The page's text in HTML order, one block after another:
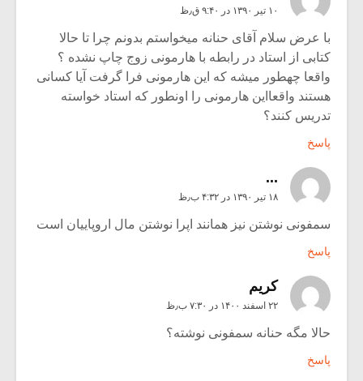
۱۰ تیر ۱۳۹۰ در ۹:۴۰ ق٫ظ
با عرض سلام آقای حنانه میخواستم بدونم چرا تا حالا
کتابی از استاد در رابطه با هارمونی زوج چاپ نشده ؟
واقعا چهطور میشه که این هارمونی فرا گرفت آیا کسانی
هستند واقعااین هارمونی را اونطور که استاد خواسته
تدریس کنند؟
پاسخ
...
۱۸ تیر ۱۳۹۰ در ۴:۳۲ ب٫ظ
سمفونی نوشتن نیز همانند اپرا نوشتن مال اروپاییان است
پاسخ
کریم
۲۲ اسفند ۱۴۰۰ در ۷:۳۰ ب٫ظ
حالا مگه حنانه سمفونی نوشته؟
پاسخ